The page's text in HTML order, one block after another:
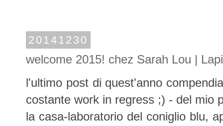
20141230
welcome 2015! chez Sarah Lou |
l'ultimo post di quest'anno
costante work in regress ;) - del
la casa-laboratorio del coniglio blu,